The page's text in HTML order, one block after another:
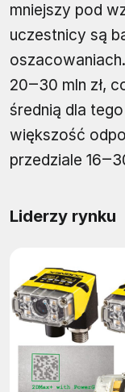
mniejszy pod
uczestnicy są
20‒30 mln zł,
średnią dla
większość
przedziale
Liderzy rynku